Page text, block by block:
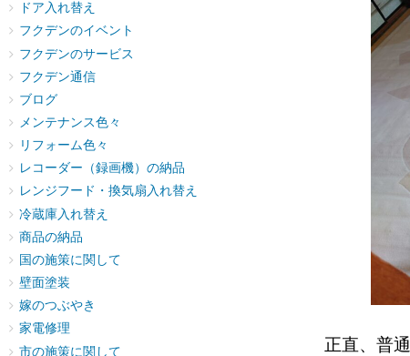
正直、普
ドア入れ替え
フクデンのイベント
フクデンのサービス
フクデン通信
ブログ
メンテナンス色々
リフォーム色々
レコーダー（録画機）の納品
レンジフード・換気扇入れ替え
冷蔵庫入れ替え
商品の納品
国の施策に関して
壁面塗装
嫁のつぶやき
家電修理
市の施策に関して